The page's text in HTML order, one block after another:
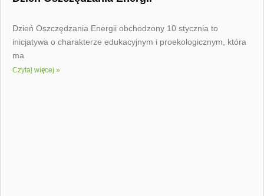
Dzień Oszczędzania Energii obchodzony 10 stycznia to
inicjatywa o charakterze edukacyjnym i proekologicznym, która
ma
Czytaj więcej »